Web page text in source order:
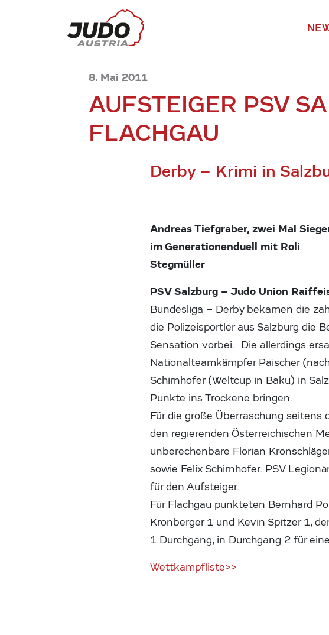
8. Mai 2011
AUFSTEIGER PSV
FLACHGAU
Derby – Krimi in
Andreas Tiefgraber, zwei Mal
im Generationenduell mit Roli
Stegmüller
PSV Salzburg – Judo Union
Bundesliga – Derby bekamen die
die Polizeisportler aus Salzburg die
Sensation vorbei. Die allerdings
Nationalteamkämpfer Paischer
Schirnhofer (Weltcup in Baku) in
Punkte ins Trockene bringen.
Für die große Überraschung seitens
den regierenden Österreichischen
unberechenbare Florian
sowie Felix Schirnhofer. PSV
für den Aufsteiger.
Für Flachgau punkteten Bernhard
Kronberger 1 und Kevin Spitzer 1,
1.Durchgang, in Durchgang 2 für
Wettkampfliste>>